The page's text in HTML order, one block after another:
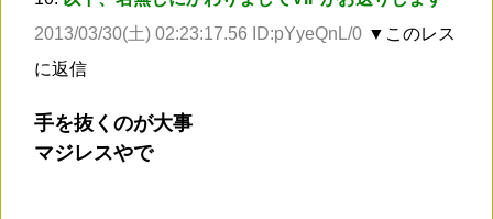
2013/03/30(土) 02:23:17.56 ID:pYyeQnL/0 ▼このレス
に返信
手を抜くのが大事
マジレスやで